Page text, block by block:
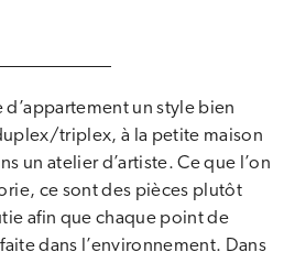
un style bien
triplex, à la petite maison
un atelier d’artiste. Ce que l’on
ce sont des pièces plutôt
afin que chaque point de
dans l’environnement. Dans